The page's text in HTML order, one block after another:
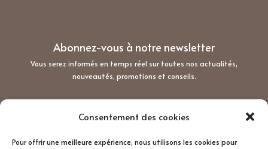
Consentement des cookies
Pour offrir une meilleure expérience, nous utilisons les cookies pour
Abonnez-vous à notre newsletter
Vous serez informés en temps réel sur toutes nos actualités,
nouveautés, promotions et conseils.